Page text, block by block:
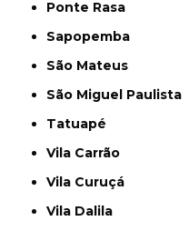
Ponte Rasa
Sapopemba
São Mateus
São Miguel Paulista
Tatuapé
Vila Carrão
Vila Curuçá
Vila Dalila